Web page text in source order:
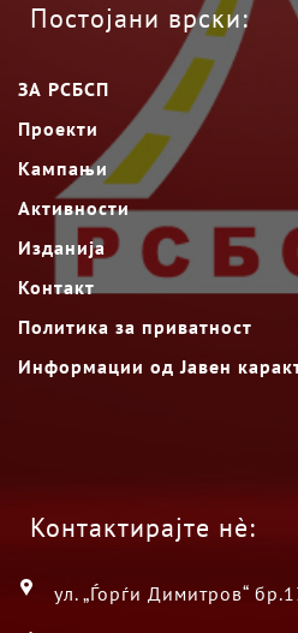
Постојани врски:
ЗА РСБСП
Проекти
Кампањи
Активности
Изданија
Контакт
Политика за приватност
Информации од Јавен
Контактирајте нè:
ул. „Ѓорѓи Димитров“